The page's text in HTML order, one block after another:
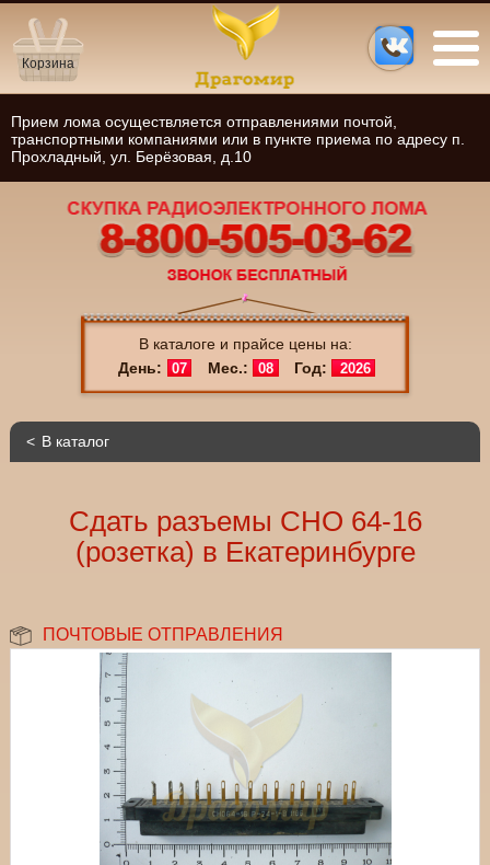
В каталоге и прайсе цены на:
День:
07 Мес.: 08 Год: 2026
Корзина
Прием лома осуществляется отправлениями почтой,
транспортными компаниями или в пункте приема по адресу п.
Прохладный, ул. Берёзовая, д.10
В каталог
Сдать разъемы СНО 64-16
(розетка) в Екатеринбурге
ПОЧТОВЫЕ ОТПРАВЛЕНИЯ